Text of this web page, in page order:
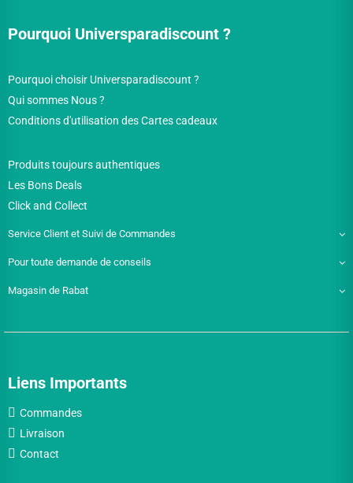
Pourquoi Universparadiscount ?
Pourquoi choisir Universparadiscount ?
Qui sommes Nous ?
Conditions d'utilisation des Cartes cadeaux
Produits toujours authentiques
Les Bons Deals
Click and Collect
Service Client et Suivi de Commandes
Pour toute demande de conseils
Magasin de Rabat
Liens Importants
Commandes
Livraison
Contact